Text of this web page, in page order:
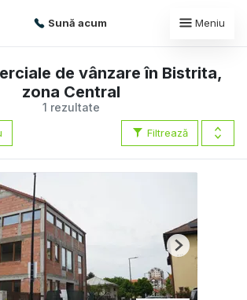
Sună acum Meniu
1 rezultate
de vânzare în Bistrita,
zona Central
Filtrează
Next